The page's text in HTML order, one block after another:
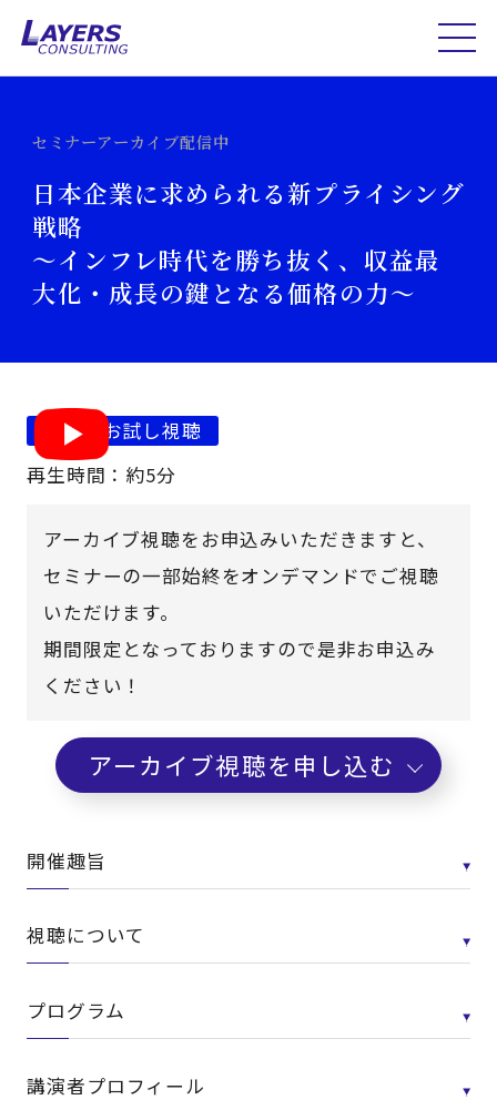
セミナーアーカイブ配信中
日本企業に求められる新プライシング
戦略
～インフレ時代を勝ち抜く、収益最
大化・成長の鍵となる価格の力～
今すぐお試し視聴
再生時間：約5分
アーカイブ視聴をお申込みいただきますと、
セミナーの一部始終をオンデマンドでご視聴
いただけます。
期間限定となっておりますので是非お申込み
ください！
アーカイブ視聴を申し込む
開催趣旨
視聴について
プログラム
講演者プロフィール